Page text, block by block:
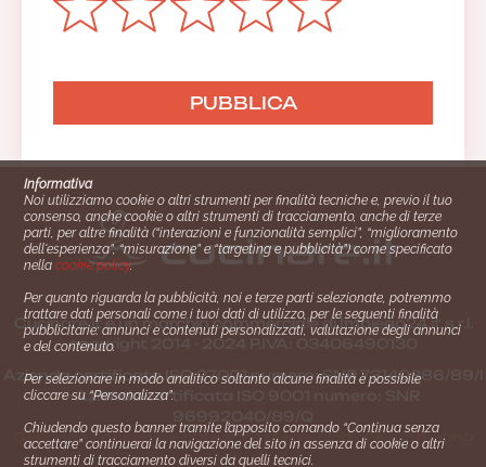
Cucinare.it è un marchio commerciale di Impiego24.it s.r.l.
copyright 2014 - 2024 P.IVA: 03406490130
Azienda certiﬁcata ISO 27001 numero: SNR 73140386/89/I
- Azienda certiﬁcata ISO 9001 numero: SNR
Gestione consensi e categorie merceologiche marketing
Informativa
Noi utilizziamo cookie o altri strumenti per finalità tecniche e, previo il tuo
consenso, anche cookie o altri strumenti di tracciamento, anche di terze
parti, per altre finalità (“interazioni e funzionalità semplici”, “miglioramento
dell'esperienza”, “misurazione” e “targeting e pubblicità”) come specificato
nellacookie policy.
Per quanto riguarda la pubblicità, noi e terze parti selezionate, potremmo
trattare dati personali come i tuoi dati di utilizzo, per le seguenti finalità
pubblicitarie: annunci e contenuti personalizzati, valutazione degli annunci
e del contenuto.
Per selezionare in modo analitico soltanto alcune finalità è possibile
cliccare su “Personalizza”.
Chiudendo questo banner tramite l’apposito comando “Continua senza
accettare” continuerai la navigazione del sito in assenza di cookie o altri
strumenti di tracciamento diversi da quelli tecnici.